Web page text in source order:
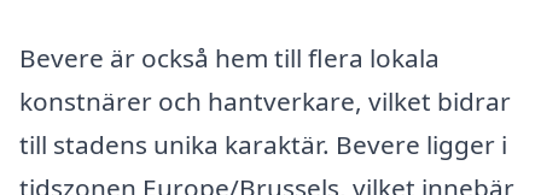
Bevere är också hem till flera lokala
konstnärer och hantverkare, vilket bidrar
till stadens unika karaktär. Bevere ligger i
tidszonen Europe/Brussels, vilket innebär